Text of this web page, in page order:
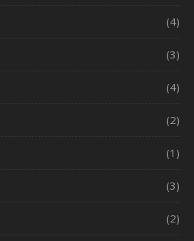
(4)
(3)
(4)
(2)
(1)
(3)
(2)